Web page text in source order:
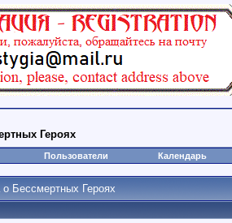
Героях
Пользователи Календарь
о Бессмертных Героях